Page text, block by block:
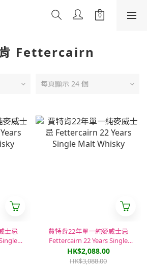
Fettercairn
每頁顯示 24 個
士忌
費特肯22年單一純麥威士忌
Fettercairn 22 Years Single
Malt Whisky
HK$2,088.00
HK$3,088.00